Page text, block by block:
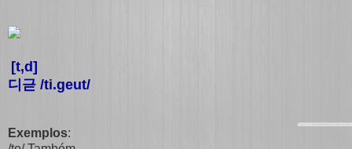
[t,d]
디귿 /ti.geut/
Exemplos: